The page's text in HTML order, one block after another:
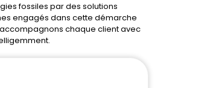
fossiles par des solutions
engagés dans cette démarche
chaque client avec